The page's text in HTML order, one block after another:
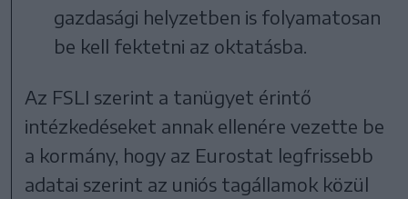
gazdasági helyzetben is folyamatosan
be kell fektetni az oktatásba.
Az FSLI szerint a tanügyet érintő
intézkedéseket annak ellenére vezette be
a kormány, hogy az Eurostat legfrissebb
adatai szerint az uniós tagállamok közül